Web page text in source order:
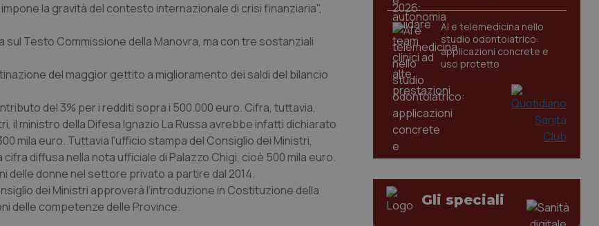
la gravità del contesto internazionale di crisi finanziaria",
sul Testo Commissione della Manovra, ma con tre sostanziali
del maggior gettito a miglioramento dei saldi del bilancio
del 3% per i redditi sopra i 500.000 euro. Cifra, tuttavia,
il ministro della Difesa Ignazio La Russa avrebbe infatti dichiarato
mila euro. Tuttavia l'ufficio stampa del Consiglio dei Ministri,
diffusa nella nota ufficiale di Palazzo Chigi, cioè 500 mila euro.
delle donne nel settore privato a partire dal 2014.
dei Ministri approverà l’introduzione in Costituzione della
delle competenze delle Province.
AI e telemedicina nello
studio odontoiatrico:
applicazioni concrete e
uso protetto
Gli speciali